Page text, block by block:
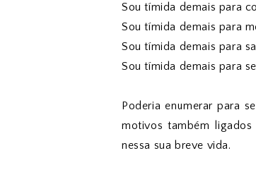
Sou tímida demais para
Sou tímida demais para
Sou tímida demais para
Sou tímida demais para
Poderia enumerar para
motivos também ligados
nessa sua breve vida.